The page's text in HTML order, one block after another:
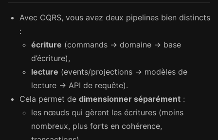
Avec CQRS, vous avez deux pipelines bien distincts
:
écriture (commands → domaine → base
d’écriture),
lecture (events/projections → modèles de
lecture → API de requête).
Cela permet de dimensionner séparément :
les nœuds qui gèrent les écritures (moins
nombreux, plus forts en cohérence,